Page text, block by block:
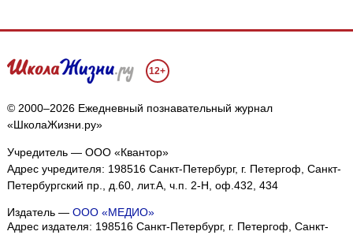
12+
© 2000–2026 Ежедневный познавательный журнал
«ШколаЖизни.ру»
Учредитель — ООО «Квантор»
Адрес учредителя: 198516 Санкт-Петербург, г. Петергоф, Санкт-
Петербургский пр., д.60, лит.А, ч.п. 2-Н, оф.432, 434
Издатель — ООО «МЕДИО»
Адрес издателя: 198516 Санкт-Петербург, г. Петергоф, Санкт-